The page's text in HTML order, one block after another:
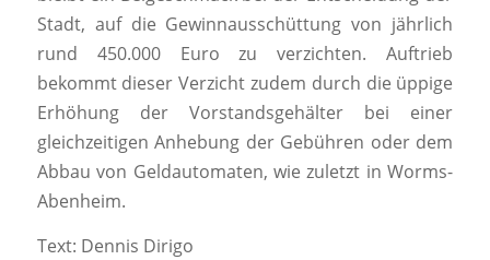
Stadt, auf die Gewinnausschüttung von jährlich
rund 450.000 Euro zu verzichten. Auftrieb
bekommt dieser Verzicht zudem durch die üppige
Erhöhung der Vorstandsgehälter bei einer
gleichzeitigen Anhebung der Gebühren oder dem
Abbau von Geldautomaten, wie zuletzt in Worms-
Abenheim.
Text: Dennis Dirigo